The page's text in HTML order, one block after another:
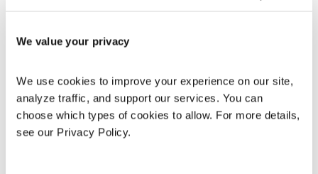
We value your privacy
We use cookies to improve your experience on our site,
analyze traffic, and support our services. You can
choose which types of cookies to allow. For more details,
see our Privacy Policy.